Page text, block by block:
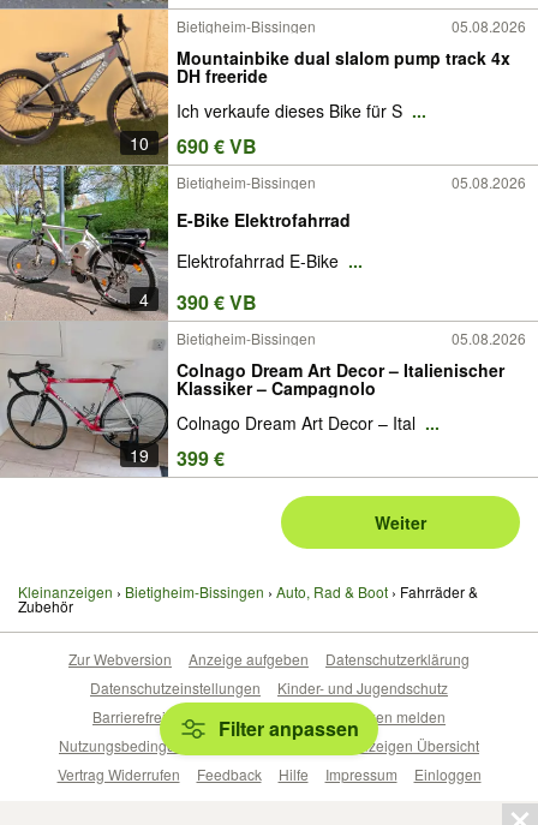
10
Bietigheim-Bissingen 05.08.2026
Mountainbike dual slalom pump track 4x
DH freeride
Ich verkaufe dieses Bike für S ...
690 € VB
4
Bietigheim-Bissingen 05.08.2026
E-Bike Elektrofahrrad
Elektrofahrrad E-Bike ...
390 € VB
19
Bietigheim-Bissingen 05.08.2026
Colnago Dream Art Decor – Italienischer
Klassiker – Campagnolo
Colnago Dream Art Decor – Ital ...
399 €
Weiter
Kleinanzeigen Bietigheim-Bissingen Auto, Rad & Boot Fahrräder &
Zubehör
Filter anpassen
Zur Webversion Anzeige aufgeben
Datenschutzerklärung
Datenschutzeinstellungen
Kinder- und Jugendschutz
Barrierefreiheitserklärung
Sicherheitslücken melden
Nutzungsbedingungen
Beliebte Suchen
Anzeigen Übersicht
Vertrag Widerrufen
Feedback Hilfe Impressum Einloggen